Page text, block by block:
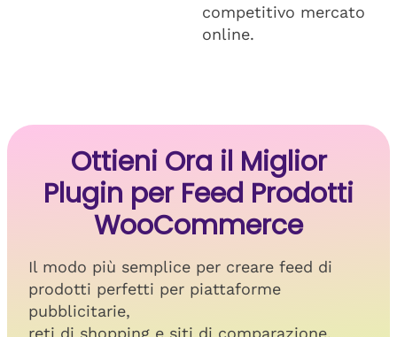
competitivo mercato
online.
Ottieni Ora il Miglior
Plugin per Feed Prodotti
WooCommerce
Il modo più semplice per creare feed di
prodotti perfetti per piattaforme
pubblicitarie,
reti di shopping e siti di comparazione.